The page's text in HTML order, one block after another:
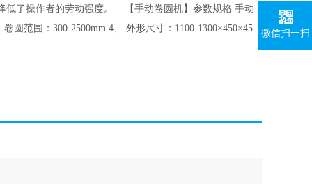
低了操作者的劳动强度。 【手动卷圆机】参数规格 手动
范围：300-2500mm 4、 外形尺寸：1100-1300×450×45
微信扫一扫